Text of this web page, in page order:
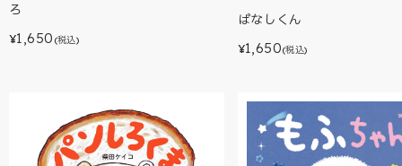
ろ
¥1,650 (税込)
ぱなしくん
¥1,650(税込)